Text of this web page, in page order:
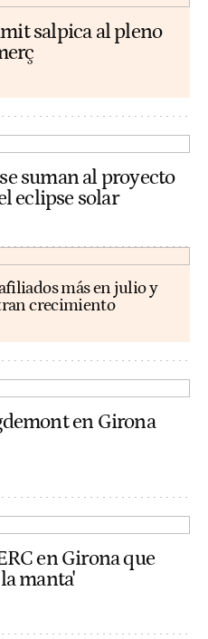
salpica al pleno
suman al proyecto
eclipse solar
más en julio y
crecimiento
en Girona
en Girona que
manta'